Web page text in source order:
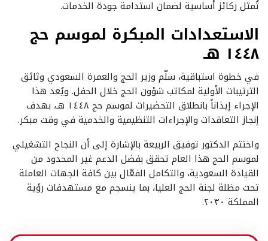
تُمثل ركائز أساسية لضمان استدامة جودة الخدمات.
الاستعدادات المبكرة لموسم حج
١٤٤٨ هـ
في خطوة استباقية، سلّم وزير الحج والعمرة السعودي وثائق
الترتيبات الأولية لمكاتب شؤون الحج خلال الحفل. ويُعد هذا
الإجراء إيذاناً بانطلاق التحضيرات لموسم حج ١٤٤٨ هـ، بهدف
إنجاز التعاقدات والإجراءات التنظيمية والخدمية في وقت مبكر.
واختتم الدكتور توفيق الربيعة بالإشارة إلى أن النجاح التشغيلي
لموسم الحج هذا العام تحقق بفضل الدعم غير المحدود من
القيادة السعودية، والتكامل الفعّال بين كافة الجهات العاملة
تحت مظلة لجنة الحج العليا، بما ينسجم مع مستهدفات رؤية
المملكة ٢٠٣٠.